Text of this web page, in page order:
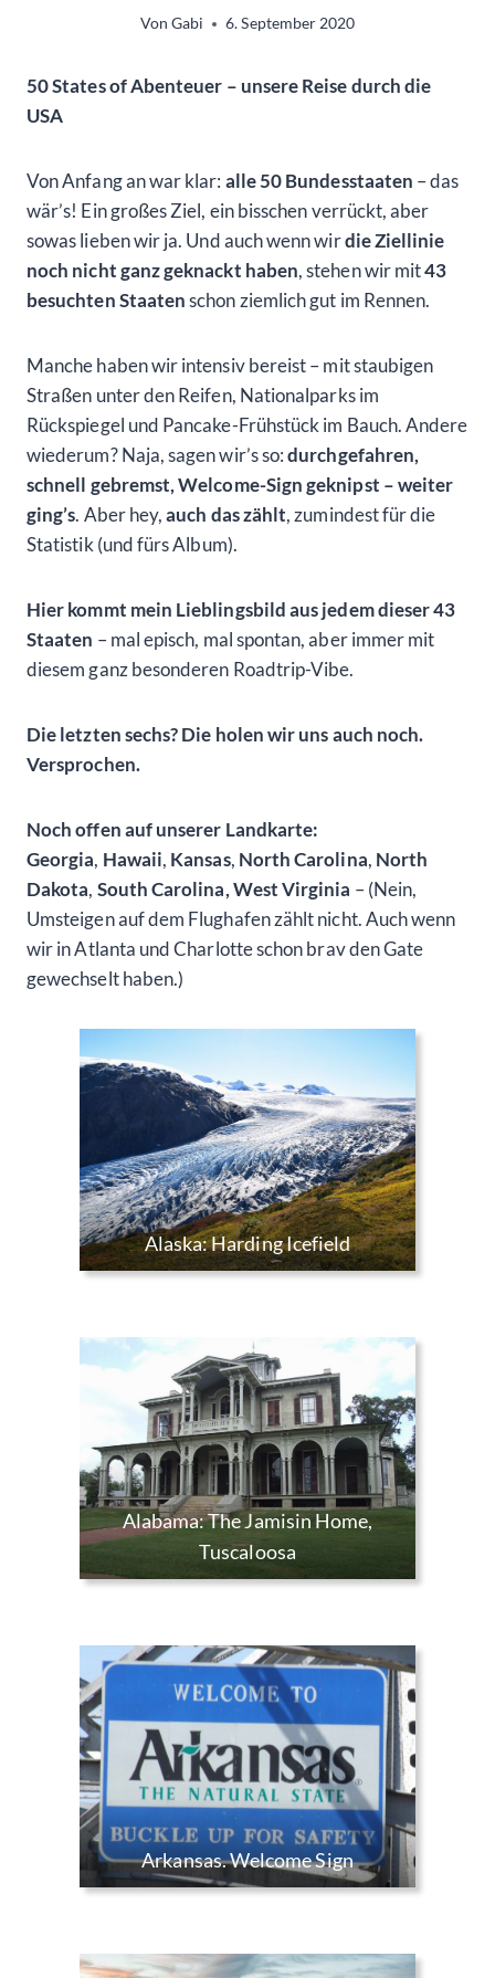
Von Gabi 6. September 2020
50 States of Abenteuer – unsere Reise durch die
USA
Von Anfang an war klar: alle 50 Bundesstaaten – das
wär’s! Ein großes Ziel, ein bisschen verrückt, aber
sowas lieben wir ja. Und auch wenn wirdie Ziellinie
noch nicht ganz geknackt haben, stehen wir mit43
besuchten Staatenschon ziemlich gut im Rennen.
Manche haben wir intensiv bereist – mit staubigen
Straßen unter den Reifen, Nationalparks im
Rückspiegel und Pancake-Frühstück im Bauch. Andere
wiederum? Naja, sagen wir’s so:durchgefahren,
schnell gebremst, Welcome-Sign geknipst – weiter
ging’s. Aber hey,auch das zählt, zumindest für die
Statistik (und fürs Album).
Hier kommt mein Lieblingsbild aus jedem dieser 43
Staaten – mal episch, mal spontan, aber immer mit
diesem ganz besonderen Roadtrip-Vibe.
Die letzten sechs? Die holen wir uns auch noch.
Versprochen.
Noch offen auf unserer Landkarte:
Georgia, Hawaii, Kansas, North Carolina, North
Dakota, South Carolina, West Virginia – (Nein,
Umsteigen auf dem Flughafen zählt nicht. Auch wenn
wir in Atlanta und Charlotte schon brav den Gate
gewechselt haben.)
Alaska: Harding Icefield
Alabama: The Jamisin Home,
Tuscaloosa
Arkansas. Welcome Sign